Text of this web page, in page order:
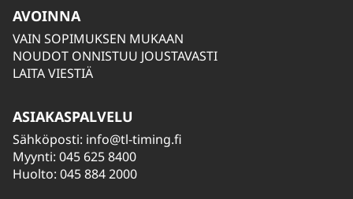
AVOINNA
VAIN SOPIMUKSEN MUKAAN
NOUDOT ONNISTUU JOUSTAVASTI
LAITA VIESTIÄ
ASIAKASPALVELU
Sähköposti: info@tl-timing.fi
Myynti: 045 625 8400
Huolto: 045 884 2000